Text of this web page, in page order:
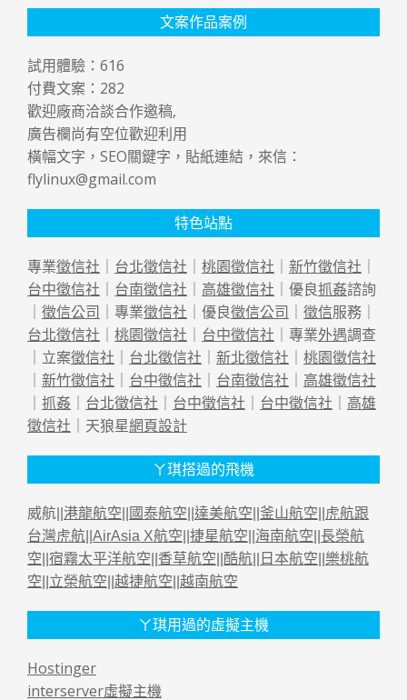
文案作品案例
試用體驗： 616
付費文案： 282
歡迎廠商洽談合作邀稿,
廣告欄尚有空位歡迎利用
橫幅文字，SEO關鍵字，貼紙連結，來信：
flylinux@gmail.com
特色站點
專業徵信社 ｜ 台北徵信社 ｜ 桃園徵信社 ｜ 新竹徵信社 ｜
台中徵信社 ｜ 台南徵信社 ｜ 高雄徵信社 ｜優良抓姦諮詢
｜ 徵信公司 ｜專業徵信社 ｜優良徵信公司 ｜ 徵信服務｜
台北徵信社 ｜ 桃園徵信社 ｜ 台中徵信社 ｜專業外遇調查
｜立案徵信社 ｜ 台北徵信社 ｜ 新北徵信社 ｜ 桃園徵信社
｜ 新竹徵信社 ｜ 台中徵信社 ｜ 台南徵信社 ｜ 高雄徵信社
｜ 抓姦 ｜ 台北徵信社 ｜ 台中徵信社 ｜ 台中徵信社 ｜ 高雄
徵信社 ｜天狼星網頁設計
ㄚ琪搭過的飛機
威航|| 港龍航空 國泰航空 達美航空 釜山航空
虎航跟
台灣虎航 AirAsia X航空 捷星航空 海南航空 長榮航
空 宿霧太平洋航空 香草航空 酷航 日本航空 樂桃航
空 立榮航空 越捷航空 越南航空
ㄚ琪用過的虛擬主機
Hostinger
interserver虛擬主機